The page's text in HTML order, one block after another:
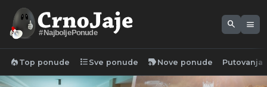
#NajboljePonude
search menu
local_fire_department Top ponude format_list_bulleted Sve ponude new_label Nove ponude Putovanja